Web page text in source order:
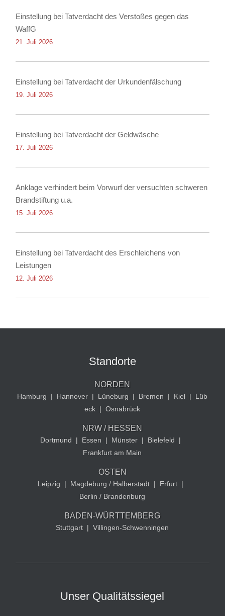
Einstellung bei Tatverdacht des Verstoßes gegen das
WaffG
21. Juli 2026
Einstellung bei Tatverdacht der Urkundenfälschung
19. Juli 2026
Einstellung bei Tatverdacht der Geldwäsche
17. Juli 2026
Anklage verhindert beim Vorwurf der versuchten schweren
Brandstiftung u.a.
15. Juli 2026
Einstellung bei Tatverdacht des Erschleichens von
Leistungen
12. Juli 2026
Standorte
NORDEN
Hamburg | Hannover | Lüneburg | Bremen | Kiel |
Lüb
eck | Osnabrück
NRW / HESSEN
Dortmund | Essen | Münster | Bielefeld
|
Frankfurt am Main
OSTEN
Leipzig | Magdeburg / Halberstadt | Erfurt |
Berlin / Brandenburg
BADEN-WÜRTTEMBERG
Stuttgart | Villingen-Schwenningen
Unser Qualitätssiegel